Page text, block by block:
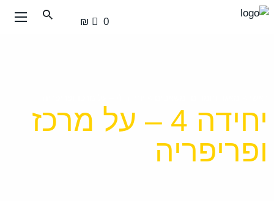
עבור
0 ₪
יחידה 4 – על מרכז
ופריפריה